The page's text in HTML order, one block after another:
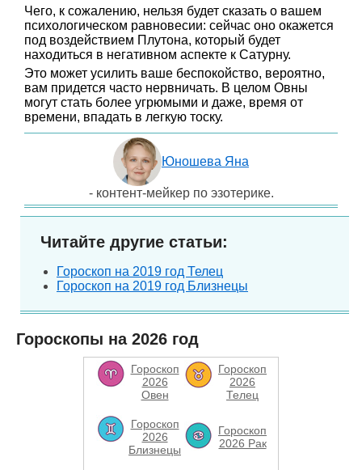
Чего, к сожалению, нельзя будет сказать о вашем
психологическом равновесии: сейчас оно окажется
под воздействием Плутона, который будет
находиться в негативном аспекте к Сатурну.
Это может усилить ваше беспокойство, вероятно,
вам придется часто нервничать. В целом Овны
могут стать более угрюмыми и даже, время от
времени, впадать в легкую тоску.
Юношева Яна
- контент-мейкер по эзотерике.
Читайте другие статьи:
Гороскоп на 2019 год Телец
Гороскоп на 2019 год Близнецы
Гороскопы на 2026 год
Гороскоп
2026
Овен
Гороскоп
2026
Телец
Гороскоп
2026
Близнецы
Гороскоп
2026 Рак